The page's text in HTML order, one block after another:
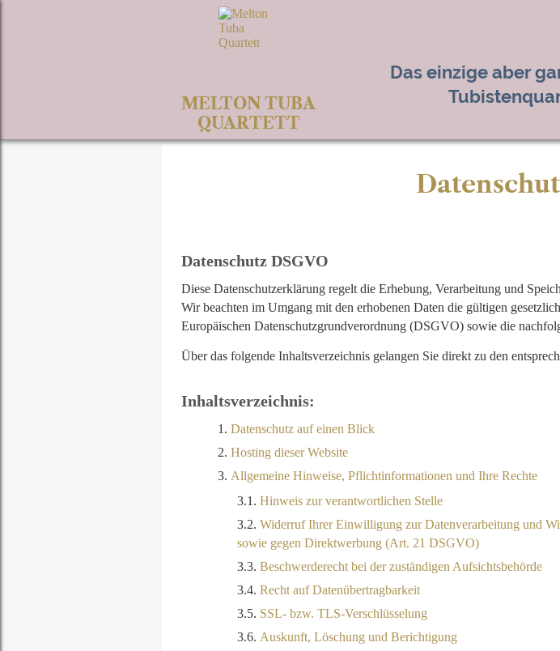
MELTON TUBA
QUARTETT
Das einzige aber
Datenschutz DSGVO
Diese Datenschutzerklärung regelt die Erhebung, Verarbeitung und
Wir beachten im Umgang mit den erhobenen Daten die gültigen
Europäischen Datenschutzgrundverordnung (DSGVO) sowie die
Über das folgende Inhaltsverzeichnis gelangen Sie direkt zu den
Inhaltsverzeichnis:
Datenschutz auf einen Blick
Hosting dieser Website
Allgemeine Hinweise, Pflichtinformationen und Ihre Rechte
Hinweis zur verantwortlichen Stelle
Widerruf Ihrer Einwilligung zur Datenverarbeitung und
sowie gegen Direktwerbung (Art. 21 DSGVO)
Beschwerderecht bei der zuständigen Aufsichtsbehörde
Recht auf Datenübertragbarkeit
SSL- bzw. TLS-Verschlüsselung
Auskunft, Löschung und Berichtigung